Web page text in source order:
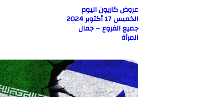
عروض كازيون اليوم
الخميس 17 أكتوبر 2024
جميع الفروع – جمال